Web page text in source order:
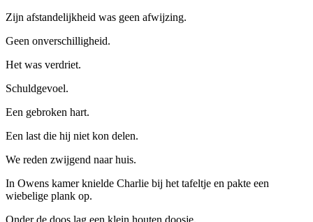
Zijn afstandelijkheid was geen afwijzing.
Geen onverschilligheid.
Het was verdriet.
Schuldgevoel.
Een gebroken hart.
Een last die hij niet kon delen.
We reden zwijgend naar huis.
In Owens kamer knielde Charlie bij het tafeltje en pakte een
wiebelige plank op.
Onder de doos lag een klein houten doosje.